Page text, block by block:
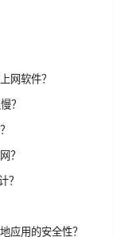
网软件？
？
？
？
应用的安全性？